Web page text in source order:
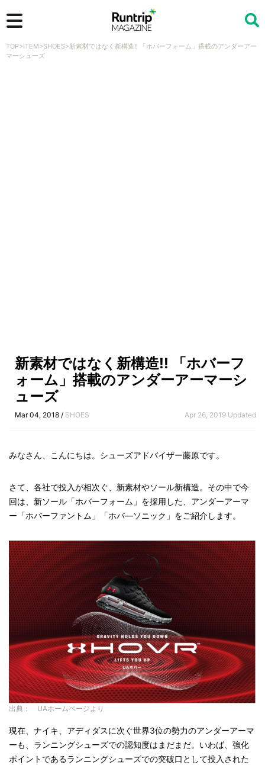
検索
TOP>ITEM>SHOES>新素材ではなく新構造!! 「ホバーフォーム」搭載のアンダーアー
マーシューズ
新素材ではなく新構造!! 「ホバーフ
ォーム」搭載のアンダーアーマーシ
ューズ
Mar 04, 2018 / SHOES Apr 26, 2019 Updated
みなさん、こんにちは。シューズアドバイザー藤原です。
さて、各社で投入が相次ぐ、新素材やソール新構造。その中で今
回は、新ソール「ホバーフォーム」を採用した、アンダーアーマ
ー「ホバーファントム」「ホバ―ソニック」をご紹介します。
出典： UAホームページより
現在、ナイキ、アディダスに次ぐ世界3位の勢力のアンダーアーマ
ーも、ランニングシューズでの認知度はまだまだ。いわば、強化
ポイントであるランニングシューズでの突破口として投入された